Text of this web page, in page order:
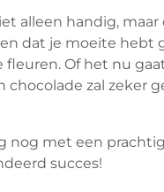
alleen handig,
dat je moeite hebt
Of het nu
chocolade zal zeker
nog met een
succes!